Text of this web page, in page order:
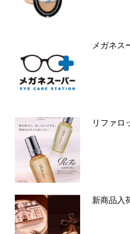
メガネス
リファロ
新商品入